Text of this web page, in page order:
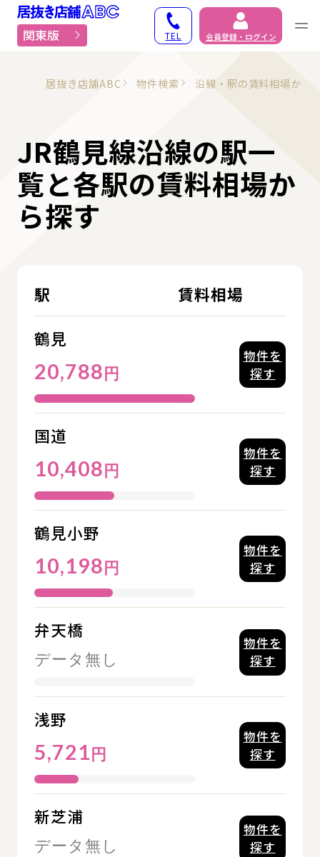
居抜き物件・貸店舗で
関東版 TEL 会員登録・ログイン
居抜き店舗ABC 物件検索 沿線・駅の賃料相場から
JR鶴見線沿線の駅一
覧と各駅の賃料相場か
ら探す
駅
賃料相場
鶴見
20,788 円
物件を
探す
国道
10,408 円
物件を
探す
鶴見小野
10,198 円
物件を
探す
弁天橋
データ無し
物件を
探す
浅野
5,721 円
物件を
探す
新芝浦
データ無し
物件を
探す